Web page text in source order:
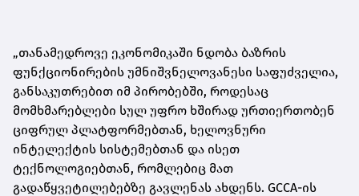
„თანამედროვე ეკონომიკაში ნდობა ბაზრის
ფუნქციონირების უმნიშვნელოვანესი საფუძველია,
განსაკუთრებით იმ პირობებში, როდესაც
მომხმარებლები სულ უფრო ხშირად ურთიერთობენ
ციფრულ პლატფორმებთან, ხელოვნური
ინტელექტის სისტემებთან და ისეთ
ტექნოლოგიებთან, რომლებიც მათ
გადაწყვეტილებებზე გავლენას ახდენს. GCCA-ის